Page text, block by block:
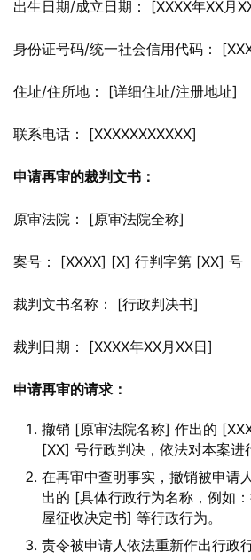
出生日期/成立日期： [XXXX年XX月
身份证号码/统一社会信用代码：
住址/住所地： [详细住址/注册地址]
联系电话： [XXXXXXXXXXX]
申请再审的裁判文书：
原审法院： [原审法院全称]
案号： [XXXX] [X] 行判字第 [XX] 号
裁判文书名称： [行政判决书]
裁判日期： [XXXX年XX月XX日]
申请再审的请求：
撤销 [原审法院名称] 作出的
[XX] 号行政判决，依法对本案进
在再审中查明事实，撤销被申请
出的 [具体行政行为名称，例如
屋征收决定书] 等行政行为。
责令被申请人依法重新作出行政行